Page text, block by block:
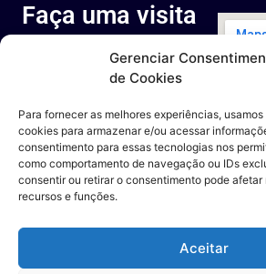
Gerenciar
de Cookies
Para fornecer as melhores experiências,
cookies para armazenar e/ou acessar
consentimento para essas tecnologias nos
como comportamento de navegação ou IDs
consentir ou retirar o consentimento pode
recursos e funções.
Aceitar
Faça uma visita
ao nosso
espaço
Rua Octávio Cantanhede, 817-
Universidade Federal do Rio de
Janeiro, Rio de Janeiro - RJ
Entre em contato